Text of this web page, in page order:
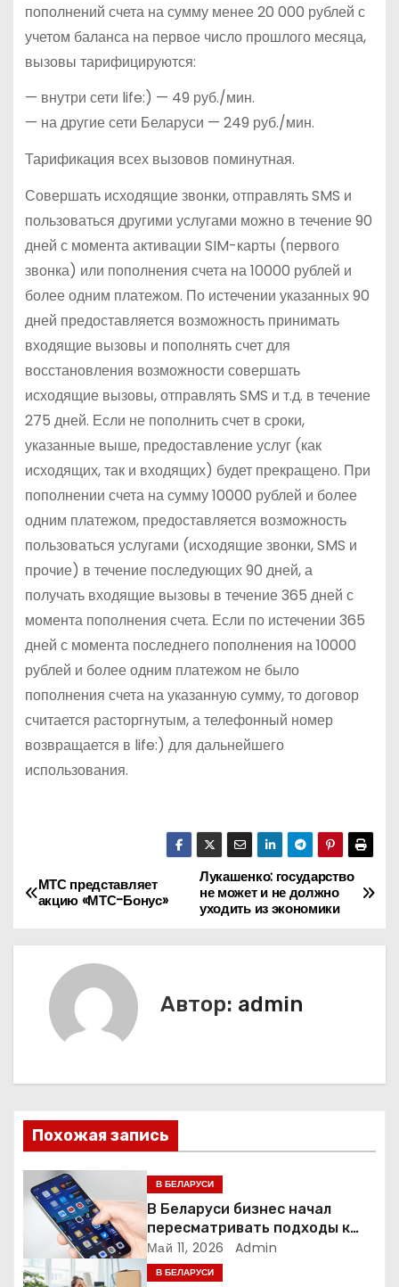
пополнений счета на сумму менее 20 000 рублей с
учетом баланса на первое число прошлого месяца,
вызовы тарифицируются:
— внутри сети life:) — 49 руб./мин.
— на другие сети Беларуси — 249 руб./мин.
Тарификация всех вызовов поминутная.
Совершать исходящие звонки, отправлять SMS и
пользоваться другими услугами можно в течение 90
дней с момента активации SIM-карты (первого
звонка) или пополнения счета на 10000 рублей и
более одним платежом. По истечении указанных 90
дней предоставляется возможность принимать
входящие вызовы и пополнять счет для
восстановления возможности совершать
исходящие вызовы, отправлять SMS и т.д. в течение
275 дней. Если не пополнить счет в сроки,
указанные выше, предоставление услуг (как
исходящих, так и входящих) будет прекращено. При
пополнении счета на сумму 10000 рублей и более
одним платежом, предоставляется возможность
пользоваться услугами (исходящие звонки, SMS и
прочие) в течение последующих 90 дней, а
получать входящие вызовы в течение 365 дней с
момента пополнения счета. Если по истечении 365
дней с момента последнего пополнения на 10000
рублей и более одним платежом не было
пополнения счета на указанную сумму, то договор
считается расторгнутым, а телефонный номер
возвращается в life:) для дальнейшего
использования.
Н
ц
и
я
о
Лукашенко: государство
не может и не должно
уходить из экономики
МТС представляет
акцию «МТС-Бонус»
Автор: admin
Похожая запись
В БЕЛАРУСИ
В Беларуси бизнес начал
пересматривать подходы к
маркетингу и digital-рекламе
Май 11, 2026 Admin
В БЕЛАРУСИ